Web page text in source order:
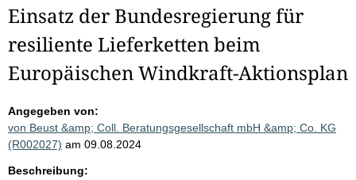
Einsatz der Bundesregierung für
resiliente Lieferketten beim
Europäischen Windkraft-Aktionsplan
Angegeben von:
von Beust &amp; Coll. Beratungsgesellschaft mbH &amp; Co. KG
(R002027) am 09.08.2024
Beschreibung: